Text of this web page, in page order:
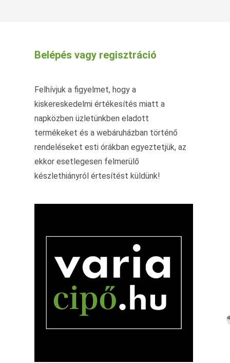
Belépés vagy regisztráció
Felhívjuk a figyelmet, hogy a
kiskereskedelmi értékesítés miatt a
napközben üzletünkben eladott
termékeket és a webáruházban történő
rendeléseket esti órákban egyeztetjük, az
ekkor esetlegesen felmerülő
készlethiányról értesítést küldünk!